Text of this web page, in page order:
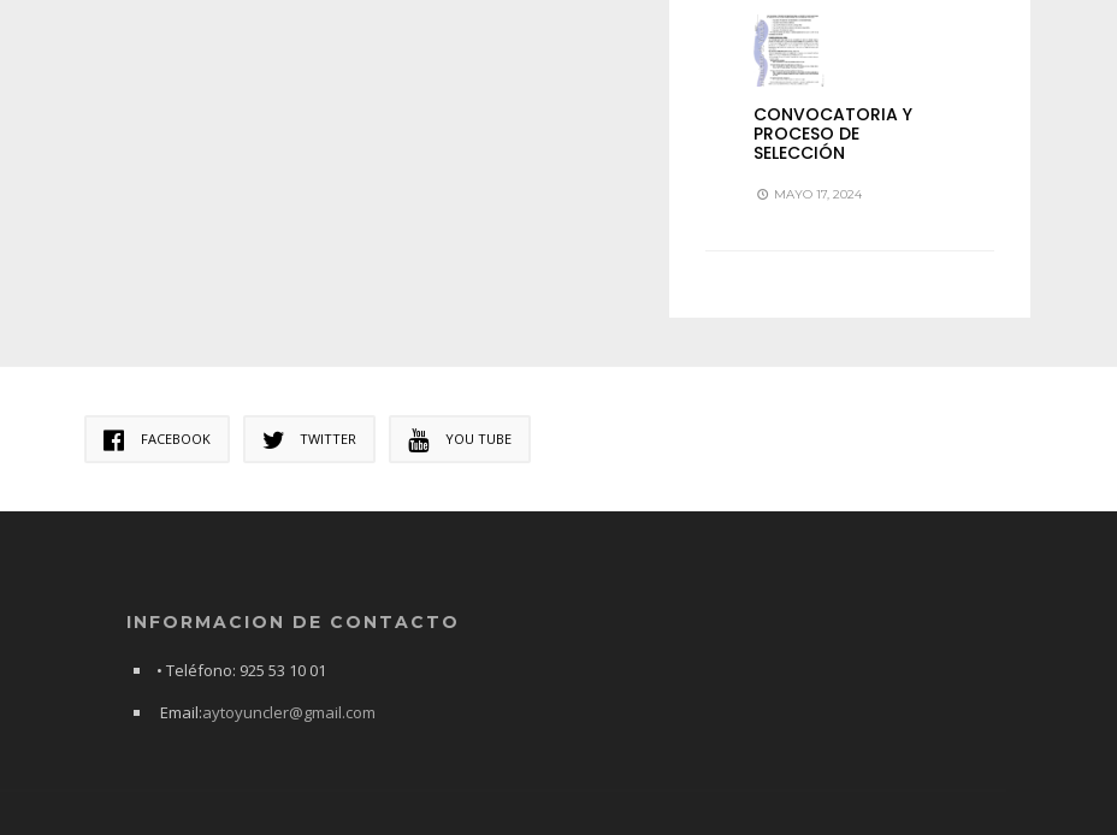
CONVOCATORIA Y
PROCESO DE
SELECCIÓN
MAYO 17, 2024
FACEBOOK TWITTER YOU TUBE
INFORMACION DE CONTACTO
• Teléfono: 925 53 10 01
Email:aytoyuncler@gmail.com